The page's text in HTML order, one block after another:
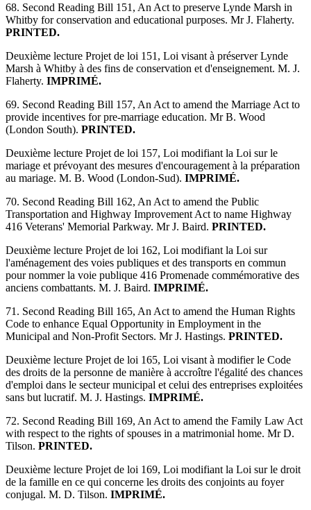
68. Second Reading Bill 151, An Act to preserve Lynde Marsh in
Whitby for conservation and educational purposes. Mr J. Flaherty.
PRINTED.
Deuxième lecture Projet de loi 151, Loi visant à préserver Lynde
Marsh à Whitby à des fins de conservation et d'enseignement. M. J.
Flaherty. IMPRIMÉ.
69. Second Reading Bill 157, An Act to amend the Marriage Act to
provide incentives for pre-marriage education. Mr B. Wood
(London South). PRINTED.
Deuxième lecture Projet de loi 157, Loi modifiant la Loi sur le
mariage et prévoyant des mesures d'encouragement à la préparation
au mariage. M. B. Wood (London-Sud). IMPRIMÉ.
70. Second Reading Bill 162, An Act to amend the Public
Transportation and Highway Improvement Act to name Highway
416 Veterans' Memorial Parkway. Mr J. Baird. PRINTED.
Deuxième lecture Projet de loi 162, Loi modifiant la Loi sur
l'aménagement des voies publiques et des transports en commun
pour nommer la voie publique 416 Promenade commémorative des
anciens combattants. M. J. Baird. IMPRIMÉ.
71. Second Reading Bill 165, An Act to amend the Human Rights
Code to enhance Equal Opportunity in Employment in the
Municipal and Non-Profit Sectors. Mr J. Hastings. PRINTED.
Deuxième lecture Projet de loi 165, Loi visant à modifier le Code
des droits de la personne de manière à accroître l'égalité des chances
d'emploi dans le secteur municipal et celui des entreprises exploitées
sans but lucratif. M. J. Hastings. IMPRIMÉ.
72. Second Reading Bill 169, An Act to amend the Family Law Act
with respect to the rights of spouses in a matrimonial home. Mr D.
Tilson. PRINTED.
Deuxième lecture Projet de loi 169, Loi modifiant la Loi sur le droit
de la famille en ce qui concerne les droits des conjoints au foyer
conjugal. M. D. Tilson. IMPRIMÉ.